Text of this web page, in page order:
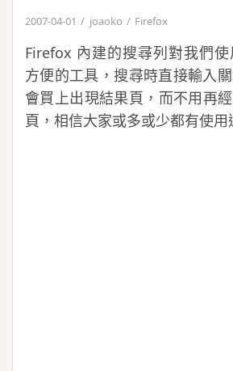
2007-04-01 joaoko Firefox
Firefox 內建的搜尋列對我們
方便的工具，搜尋時直接輸入
會買上出現結果頁，而不用再
頁，相信大家或多或少都有使用